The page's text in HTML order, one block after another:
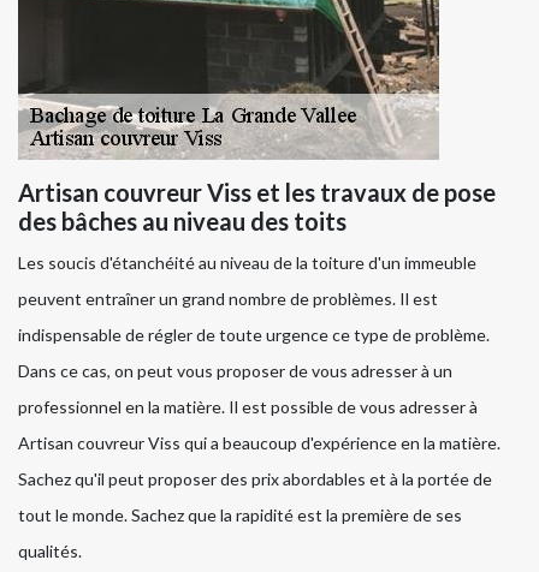
Artisan couvreur Viss et les travaux de pose
des bâches au niveau des toits
Les soucis d'étanchéité au niveau de la toiture d'un immeuble
peuvent entraîner un grand nombre de problèmes. Il est
indispensable de régler de toute urgence ce type de problème.
Dans ce cas, on peut vous proposer de vous adresser à un
professionnel en la matière. Il est possible de vous adresser à
Artisan couvreur Viss qui a beaucoup d'expérience en la matière.
Sachez qu'il peut proposer des prix abordables et à la portée de
tout le monde. Sachez que la rapidité est la première de ses
qualités.